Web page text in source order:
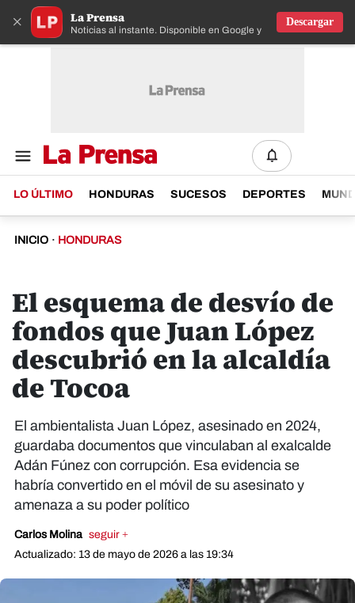
× La Prensa
Noticias al instante. Disponible en Google y IOS
Descargar
LO ÚLTIMO HONDURAS SUCESOS DEPORTES
INICIO · HONDURAS
El esquema de desvío de
fondos que Juan López
descubrió en la alcaldía
de Tocoa
El ambientalista Juan López, asesinado en 2024,
guardaba documentos que vinculaban al exalcalde
Adán Fúnez con corrupción. Esa evidencia se
habría convertido en el móvil de su asesinato y
amenaza a su poder político
Carlos Molina seguir +
Actualizado: 13 de mayo de 2026 a las 19:34